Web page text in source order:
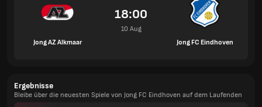
Jong AZ Alkmaar
18:00
10 Aug
Jong FC Eindhoven
Ergebnisse
Bleibe über die neuesten Spiele von Jong FC Eindhoven auf dem Laufenden